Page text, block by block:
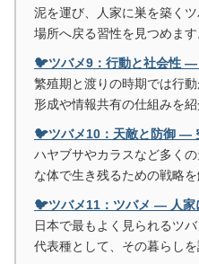
泥を運び、人家に巣を築く
場所へ戻る習性を見つめます
🐦ツバメ9：行動と社会性
繁殖期と渡りの時期では行
形成や情報共有の仕組みを紹
🐦ツバメ10：天敵と防御 ―
ハヤブサやカラスなど多く
な体で生き残るための戦略を
🐦ツバメ11：ツバメ ― 人
日本で最もよく見られるツ
代表種として、その暮らしを